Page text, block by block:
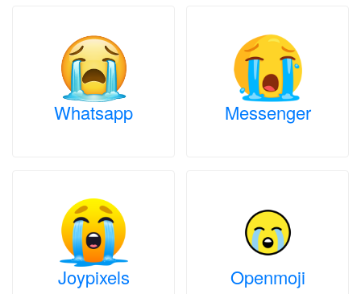
Whatsapp Messenger
Joypixels Openmoji